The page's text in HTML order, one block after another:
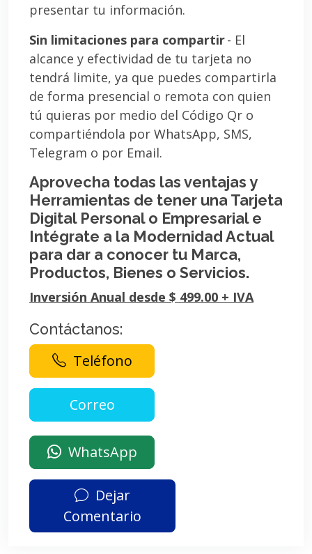
presentar tu información.
Sin limitaciones para compartir- El
alcance y efectividad de tu tarjeta no
tendrá limite, ya que puedes compartirla
de forma presencial o remota con quien
tú quieras por medio del Código Qr o
compartiéndola por WhatsApp, SMS,
Telegram o por Email.
Aprovecha todas las ventajas y
Herramientas de tener una Tarjeta
Digital Personal o Empresarial e
Intégrate a la Modernidad Actual
para dar a conocer tu Marca,
Productos, Bienes o Servicios.
Inversión Anual desde $ 499.00 + IVA
Contáctanos:
Teléfono
WhatsApp
Dejar
Comentario